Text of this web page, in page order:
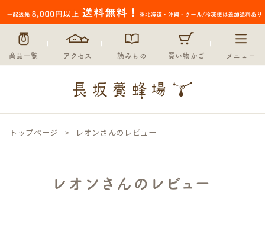
商品一覧 アクセス 読みもの 買い物かご メニュー
トップページ レオンさんのレビュー
レオンさんのレビュー